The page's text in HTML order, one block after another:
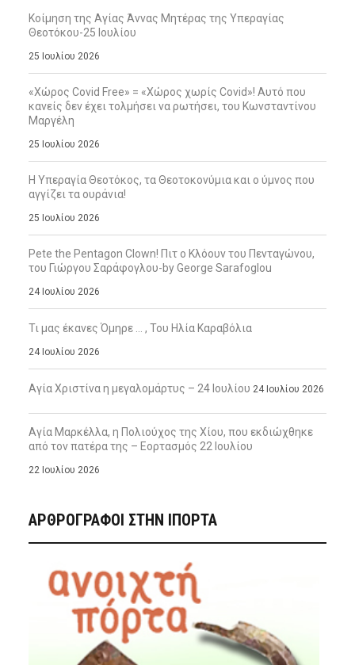
Κοίμηση της Αγίας Άννας Μητέρας της Υπεραγίας
Θεοτόκου-25 Ιουλίου
25 Ιουλίου 2026
«Χώρος Covid Free» = «Χώρος χωρίς Covid»! Αυτό που
κανείς δεν έχει τολμήσει να ρωτήσει, του Κωνσταντίνου
Μαργέλη
25 Ιουλίου 2026
Η Υπεραγία Θεοτόκος, τα Θεοτοκονύμια και ο ύμνος που
αγγίζει τα ουράνια!
25 Ιουλίου 2026
Pete the Pentagon Clown! Πιτ ο Κλόουν του Πενταγώνου,
του Γιώργου Σαράφογλου-by George Sarafoglou
24 Ιουλίου 2026
Τι μας έκανες Όμηρε … , Του Ηλία Καραβόλια
24 Ιουλίου 2026
Αγία Χριστίνα η μεγαλομάρτυς – 24 Ιουλίου 24 Ιουλίου 2026
Αγία Μαρκέλλα, η Πολιούχος της Χίου, που εκδιώχθηκε
από τον πατέρα της – Εορτασμός 22 Ιουλίου
22 Ιουλίου 2026
ΑΡΘΡΟΓΡΑΦΟΙ ΣΤΗΝ IΠΟΡΤΑ